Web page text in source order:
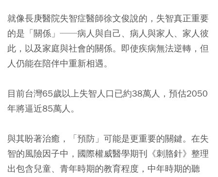
就像長庚醫院失智症醫師徐文俊說的，失智真正重要
的是「關係」──病人與自己、病人與家人、家人彼
此，以及家庭與社會的關係。即使疾病無法逆轉，但
人仍能在陪伴中重新相遇。
目前台灣65歲以上失智人口已約38萬人，預估2050
年將逼近85萬人。
與其盼著治癒，「預防」可能是更重要的關鍵。在失
智的風險因子中，國際權威醫學期刊《刺胳針》整理
出包含兒童、青年時期的教育程度，中年時期的聽